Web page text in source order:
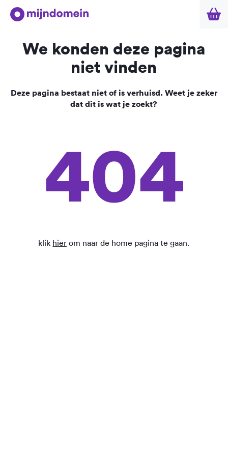
We konden deze pagina
niet vinden
Deze pagina bestaat niet of is verhuisd. Weet je zeker
dat dit is wat je zoekt?
404
klik hier om naar de home pagina te gaan.